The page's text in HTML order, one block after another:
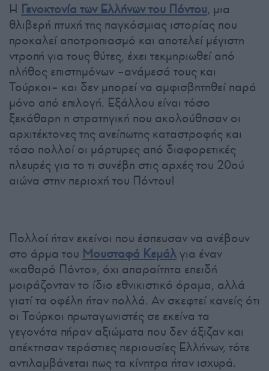
Η Γενοκτονία των Ελλήνων του Πόντου, μια
θλιβερή πτυχή της παγκόσμιας ιστορίας που
προκαλεί αποτροπιασμό και αποτελεί μέγιστη
ντροπή για τους θύτες, έχει τεκμηριωθεί από
πλήθος επιστημόνων –ανάμεσά τους και
Τούρκοι– και δεν μπορεί να αμφισβητηθεί παρά
μόνο από επιλογή. Εξάλλου είναι τόσο
ξεκάθαρη η στρατηγική που ακολούθησαν οι
αρχιτέκτονες της ανείπωτης καταστροφής και
τόσο πολλοί οι μάρτυρες από διαφορετικές
πλευρές για το τι συνέβη στις αρχές του 20ού
αιώνα στην περιοχή του Πόντου!
Πολλοί ήταν εκείνοι που έσπευσαν να ανέβουν
στο άρμα του Μουσταφά Κεμάλγια έναν
«καθαρό Πόντο», όχι απαραίτητα επειδή
μοιράζονταν το ίδιο εθνικιστικό όραμα, αλλά
γιατί τα οφέλη ήταν πολλά. Αν σκεφτεί κανείς ότι
οι Τούρκοι πρωταγωνιστές σε εκείνα τα
γεγονότα πήραν αξιώματα που δεν άξιζαν και
απέκτησαν τεράστιες περιουσίες Ελλήνων, τότε
αντιλαμβάνεται πως τα κίνητρα ήταν ισχυρά.